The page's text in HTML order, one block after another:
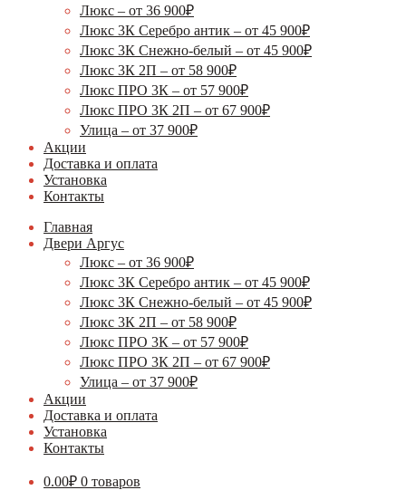
Люкс – от 36 900₽
Люкс 3К Серебро антик – от 45 900₽
Люкс 3К Снежно-белый – от 45 900₽
Люкс 3К 2П – от 58 900₽
Люкс ПРО 3К – от 57 900₽
Люкс ПРО 3К 2П – от 67 900₽
Улица – от 37 900₽
Акции
Доставка и оплата
Установка
Контакты
Главная
Двери Аргус
Люкс – от 36 900₽
Люкс 3К Серебро антик – от 45 900₽
Люкс 3К Снежно-белый – от 45 900₽
Люкс 3К 2П – от 58 900₽
Люкс ПРО 3К – от 57 900₽
Люкс ПРО 3К 2П – от 67 900₽
Улица – от 37 900₽
Акции
Доставка и оплата
Установка
Контакты
0.00₽ 0 товаров